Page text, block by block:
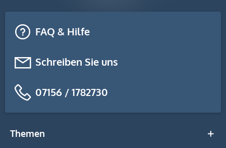
FAQ & Hilfe
Schreiben Sie uns
07156 / 1782730
Themen